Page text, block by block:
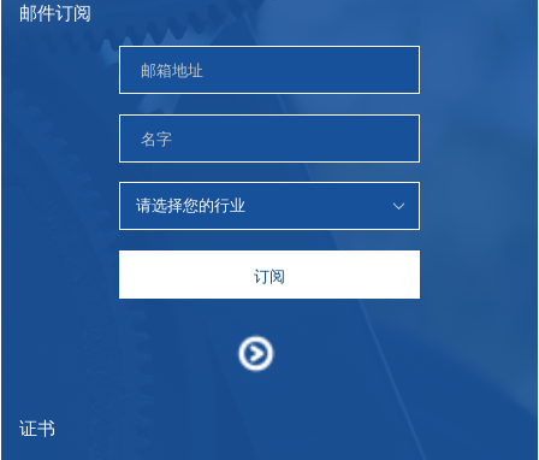
邮件订阅
订阅
证书